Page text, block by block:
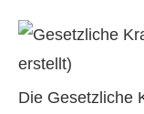
Die Gesetzliche